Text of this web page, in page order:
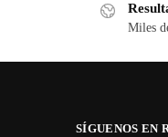
Miles
SÍGUENOS EN